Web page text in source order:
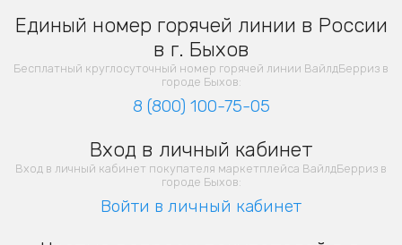
Единый номер горячей линии в России
в г. Быхов
Бесплатный круглосуточный номер горячей линии ВайлдБерриз в
городе Быхов:
8 (800) 100-75-05
Вход в личный кабинет
Вход в личный кабинет покупателя маркетплейса ВайлдБерриз в
городе Быхов:
Войти в личный кабинет